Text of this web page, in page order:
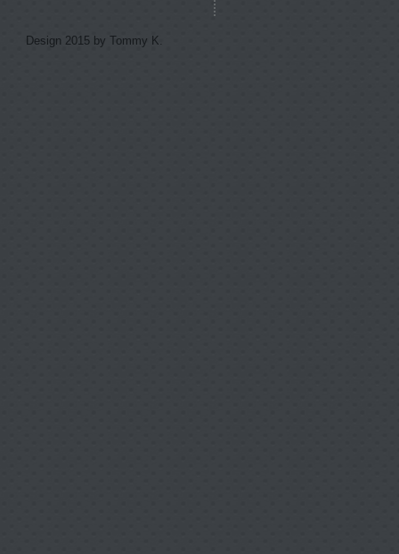
Design 2015 by Tommy K.